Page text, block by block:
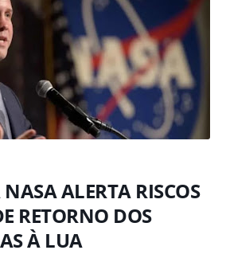
NASA ALERTA RISCOS
RETORNO DOS
À LUA